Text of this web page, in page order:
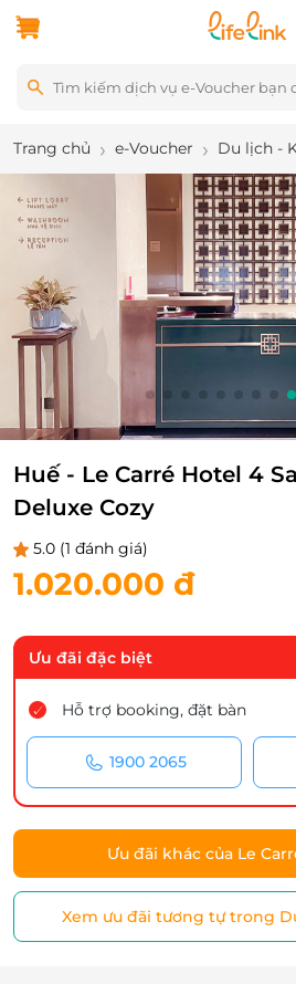
Trang chủ e-Voucher Du lịch -
Huế - Le Carré Hotel 4
Deluxe Cozy
5.0 (1 đánh giá)
1.020.000 đ
Ưu đãi đặc biệt
Hỗ trợ booking, đặt bàn
1900 2065
Ưu đãi khác của Le
Xem ưu đãi tương tự trong